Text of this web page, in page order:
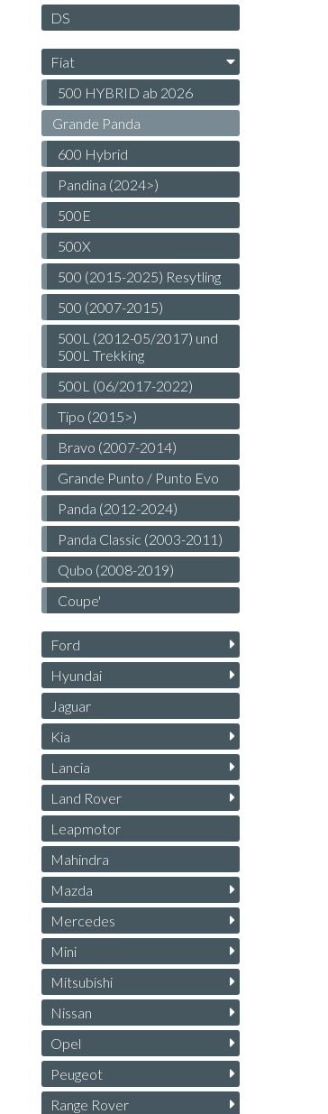
DS
Fiat
500 HYBRID ab 2026
Grande Panda
600 Hybrid
Pandina (2024>)
500E
500X
500 (2015-2025) Resytling
500 (2007-2015)
500L (2012-05/2017) und
500L Trekking
500L (06/2017-2022)
Tipo (2015>)
Bravo (2007-2014)
Grande Punto / Punto Evo
Panda (2012-2024)
Panda Classic (2003-2011)
Qubo (2008-2019)
Coupe'
Ford
Hyundai
Jaguar
Kia
Lancia
Land Rover
Leapmotor
Mahindra
Mazda
Mercedes
Mini
Mitsubishi
Nissan
Opel
Peugeot
Range Rover